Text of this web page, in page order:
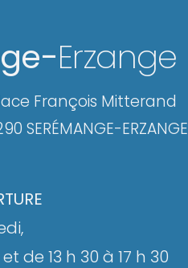
Erzange
François Mitterand
SERÉMANGE-ERZANGE
de 13 h 30 à 17 h 30